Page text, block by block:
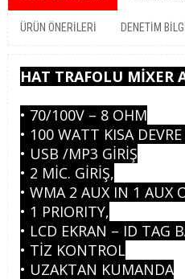
ÜRÜN ÖNERILERI DENETIM
HAT TRAFOLU MİXER
• 70/100V – 8 OHM
• 100 WATT KISA
• USB /MP3 GİRİŞ
• 2 MİC. GİRİŞ,
• WMA 2 AUX IN 1 AUX
• 1 PRIORITY,
• LCD EKRAN – ID TAG
• TİZ KONTROL
• UZAKTAN KUMANDA